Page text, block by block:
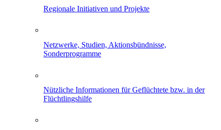
Regionale Initiativen und Projekte
Netzwerke, Studien, Aktionsbündnisse,
Sonderprogramme
Nützliche Informationen für Geflüchtete bzw. in der
Flüchtlingshilfe